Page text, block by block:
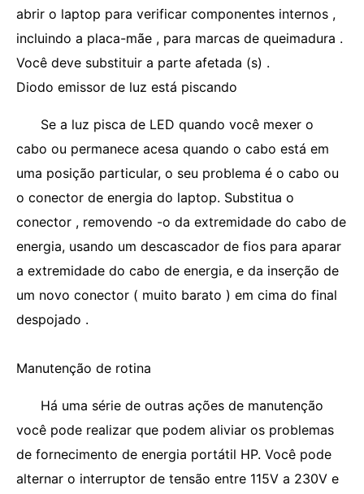
abrir o laptop para verificar componentes internos ,
incluindo a placa-mãe , para marcas de queimadura .
Você deve substituir a parte afetada (s) .
Diodo emissor de luz está piscando
Se a luz pisca de LED quando você mexer o
cabo ou permanece acesa quando o cabo está em
uma posição particular, o seu problema é o cabo ou
o conector de energia do laptop. Substitua o
conector , removendo -o da extremidade do cabo de
energia, usando um descascador de fios para aparar
a extremidade do cabo de energia, e da inserção de
um novo conector ( muito barato ) em cima do final
despojado .
Manutenção de rotina
Há uma série de outras ações de manutenção
você pode realizar que podem aliviar os problemas
de fornecimento de energia portátil HP. Você pode
alternar o interruptor de tensão entre 115V a 230V e